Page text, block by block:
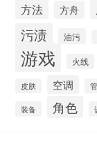
方法 方舟
污渍 油污
游戏 火线
皮肤 空调
装备 角色